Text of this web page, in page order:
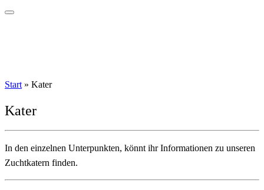
Start » Kater
Kater
In den einzelnen Unterpunkten, könnt ihr Informationen zu unseren
Zuchtkatern finden.